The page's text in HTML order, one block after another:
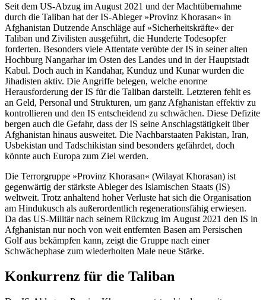
Seit dem US-Abzug im August 2021 und der Machtübernahme
durch die Taliban hat der IS-Ableger »Provinz Khorasan« in
Afghanistan Dutzende Anschläge auf »Sicherheitskräfte« der
Taliban und Zivilisten ausgeführt, die Hunderte Todesopfer
forderten. Besonders viele Attentate verübte der IS in seiner alten
Hochburg Nangarhar im Osten des Landes und in der Hauptstadt
Kabul. Doch auch in Kandahar, Kunduz und Kunar wurden die
Jihadisten aktiv. Die Angriffe belegen, welche enorme
Herausforderung der IS für die Taliban darstellt. Letzteren fehlt es
an Geld, Personal und Strukturen, um ganz Afghanistan effektiv zu
kontrollieren und den IS entscheidend zu schwächen. Diese Defizite
bergen auch die Gefahr, dass der IS seine Anschlagstätigkeit über
Afgha­nistan hinaus ausweitet. Die Nachbarstaaten Pakistan, Iran,
Usbekistan und Tadschikistan sind besonders gefährdet, doch
könnte auch Europa zum Ziel werden.
Die Terrorgruppe »Provinz Khorasan« (Wila­yat Khorasan) ist
gegenwärtig der stärkste Ableger des Islamischen Staats (IS)
weltweit. Trotz anhaltend hoher Verluste hat sich die Organisation
am Hindukusch als außer­ordent­lich regenerationsfähig erwiesen.
Da das US-Militär nach seinem Rückzug im August 2021 den IS in
Afghanistan nur noch von weit entfernten Basen am Persi­schen
Golf aus bekämpfen kann, zeigt die Gruppe nach einer
Schwächephase zum wieder­holten Male neue Stärke.
Konkurrenz für die Taliban